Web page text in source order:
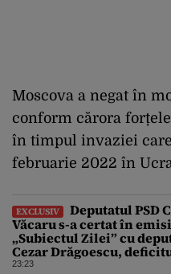
Moscova a negat în
conform cărora
în timpul invaziei
februarie 2022 în
EXCLUSIV
Deputatul PSD
Văcaru s-a certat în
„Subiectul Zilei” cu
Cezar Drăgoescu,
motivul scandalului
23:23